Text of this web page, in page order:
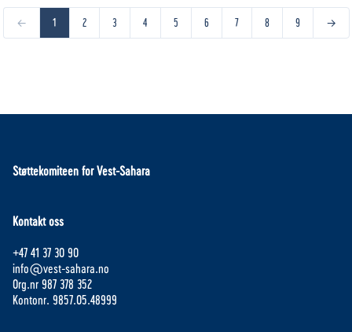
← 1 2 3 4 5 6 7 8 9 →
Støttekomiteen for Vest-Sahara
Kontakt oss
+47 41 37 30 90
info@vest-sahara.no
Org.nr 987 378 352
Kontonr. 9857.05.48999